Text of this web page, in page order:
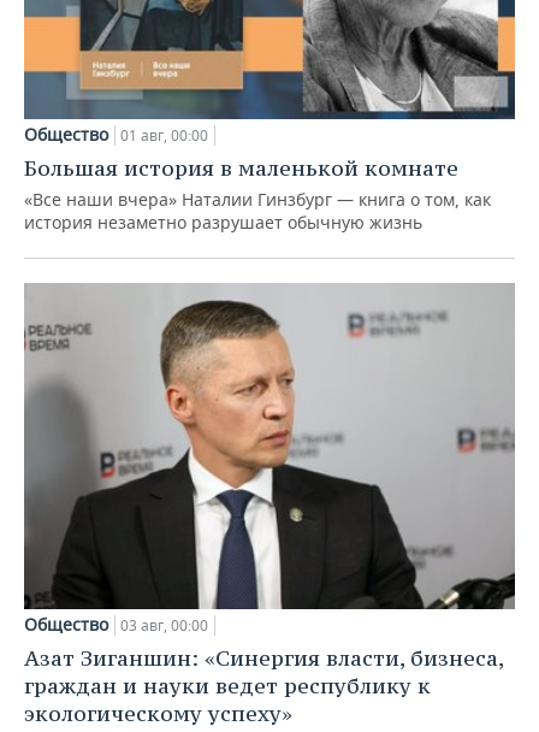
Общество 01 авг, 00:00
Большая история в маленькой комнате
«Все наши вчера» Наталии Гинзбург — книга о том, как
история незаметно разрушает обычную жизнь
Общество 03 авг, 00:00
Азат Зиганшин: «Синергия власти, бизнеса,
граждан и науки ведет республику к
экологическому успеху»